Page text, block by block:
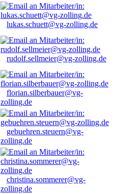
lukas.schuett@vg-zolling.de
rudolf.sellmeier@vg-zolling.de
florian.silberbauer@vg-
zolling.de
gebuehren.steuern@vg-
zolling.de
christina.sommerer@vg-
zolling.de